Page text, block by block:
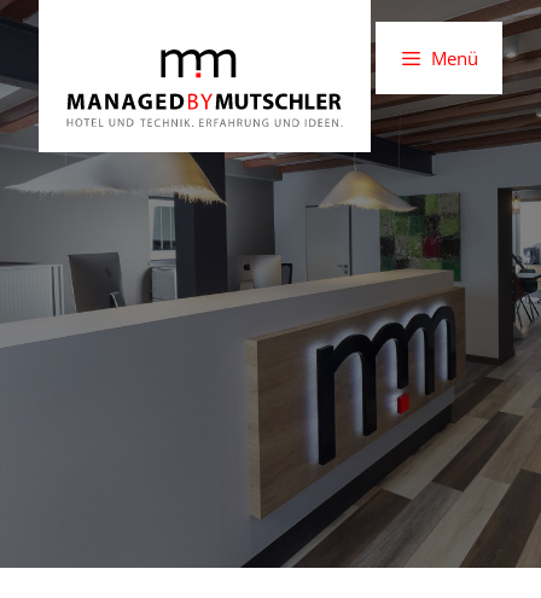
Springe
Inhalt
Menü